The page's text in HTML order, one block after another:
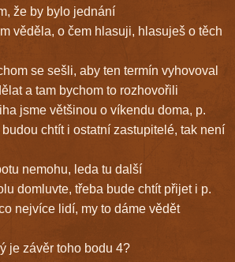
že by bylo jednání
věděla, o čem hlasuji, hlasuješ o těch
se sešli, aby ten termín vyhovoval
a tam bychom to rozhovořili
jsme většinou o víkendu doma, p.
chtít i ostatní zastupitelé, tak není
nemohu, leda tu další
domluvte, třeba bude chtít přijet i p.
nejvíce lidí, my to dáme vědět
je závěr toho bodu 4?